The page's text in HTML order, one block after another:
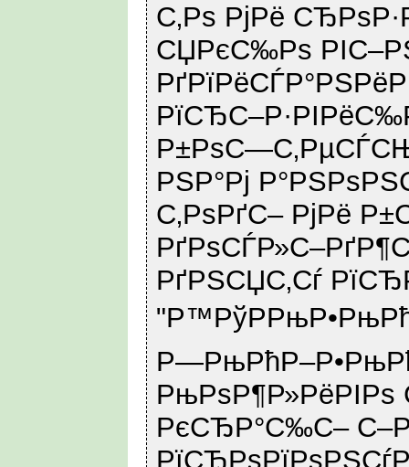
С‚Рѕ РјРё
СЏРєС‰Рѕ
РЅР°Рј
С‚РѕРґС– РјРё
РґРЅСЏС‚Сѓ
"Р™РўРРњР•РњРћ
РњРѕР¶Р»РёРІРѕ
РєСЂР°С‰С–